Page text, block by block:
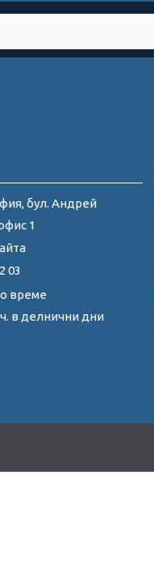
бул. Андрей
1
03
време
в делнични дни